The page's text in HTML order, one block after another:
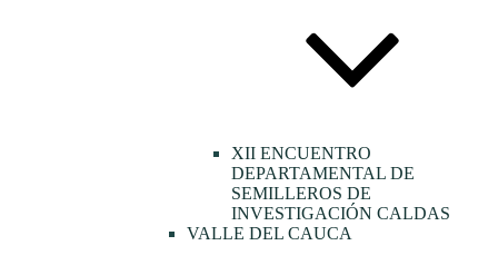
XII ENCUENTRO
DEPARTAMENTAL DE
SEMILLEROS DE
INVESTIGACIÓN CALDAS
VALLE DEL CAUCA